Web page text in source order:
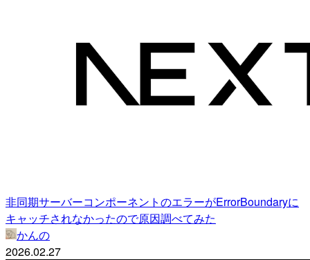
非同期サーバーコンポーネントのエラーがErrorBoundaryに
キャッチされなかったので原因調べてみた
かんの
2026.02.27